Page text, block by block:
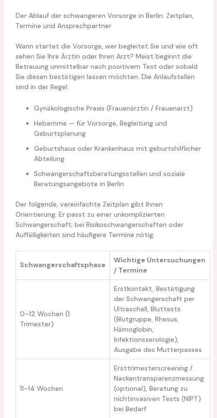
Der Ablauf der schwangeren Vorsorge in Berlin: Zeitplan,
Termine und Ansprechpartner
Wann startet die Vorsorge, wer begleitet Sie und wie oft
sehen Sie Ihre Ärztin oder Ihren Arzt? Meist beginnt die
Betreuung unmittelbar nach positivem Test oder sobald
Sie diesen bestätigen lassen möchten. Die Anlaufstellen
sind in der Regel:
Gynäkologische Praxis (Frauenärztin / Frauenarzt)
Hebamme — für Vorsorge, Begleitung und
Geburtsplanung
Geburtshaus oder Krankenhaus mit geburtshilflicher
Abteilung
Schwangerschaftsberatungsstellen und soziale
Beratungsangebote in Berlin
Der folgende, vereinfachte Zeitplan gibt Ihnen
Orientierung. Er passt zu einer unkomplizierten
Schwangerschaft; bei Risikoschwangerschaften oder
Auffälligkeiten sind häufigere Termine nötig.
Schwangerschaftsphase
Wichtige Untersuchungen
/ Termine
0–12 Wochen (1.
Trimester)
Erstkontakt, Bestätigung
der Schwangerschaft per
Ultraschall, Bluttests
(Blutgruppe, Rhesus,
Hämoglobin,
Infektionsserologie),
Ausgabe des Mutterpasses
11–14 Wochen
Ersttrimesterscreening /
Nackentransparenzmessung
(optional), Beratung zu
nichtinvasiven Tests (NIPT)
bei Bedarf